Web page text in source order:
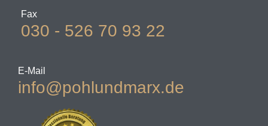
Fax
030 - 526 70 93 22
E-Mail
info@pohlundmarx.de